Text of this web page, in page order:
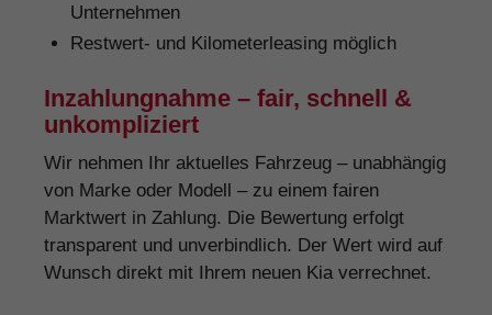
Unternehmen
Restwert- und Kilometerleasing möglich
Inzahlungnahme – fair, schnell &
unkompliziert
Wir nehmen Ihr aktuelles Fahrzeug – unabhängig
von Marke oder Modell – zu einem fairen
Marktwert in Zahlung. Die Bewertung erfolgt
transparent und unverbindlich. Der Wert wird auf
Wunsch direkt mit Ihrem neuen Kia verrechnet.